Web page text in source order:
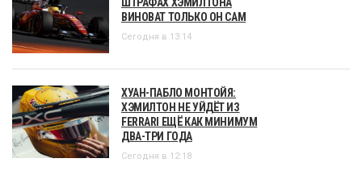
ВИНОВАТ ТОЛЬКО ОН САМ
Сегодня в 13:14
ХУАН-ПАБЛО МОНТОЙЯ:
ХЭМИЛТОН НЕ УЙДЁТ ИЗ
FERRARI ЕЩЁ КАК МИНИМУМ
ДВА-ТРИ ГОДА
Сегодня в 12:18